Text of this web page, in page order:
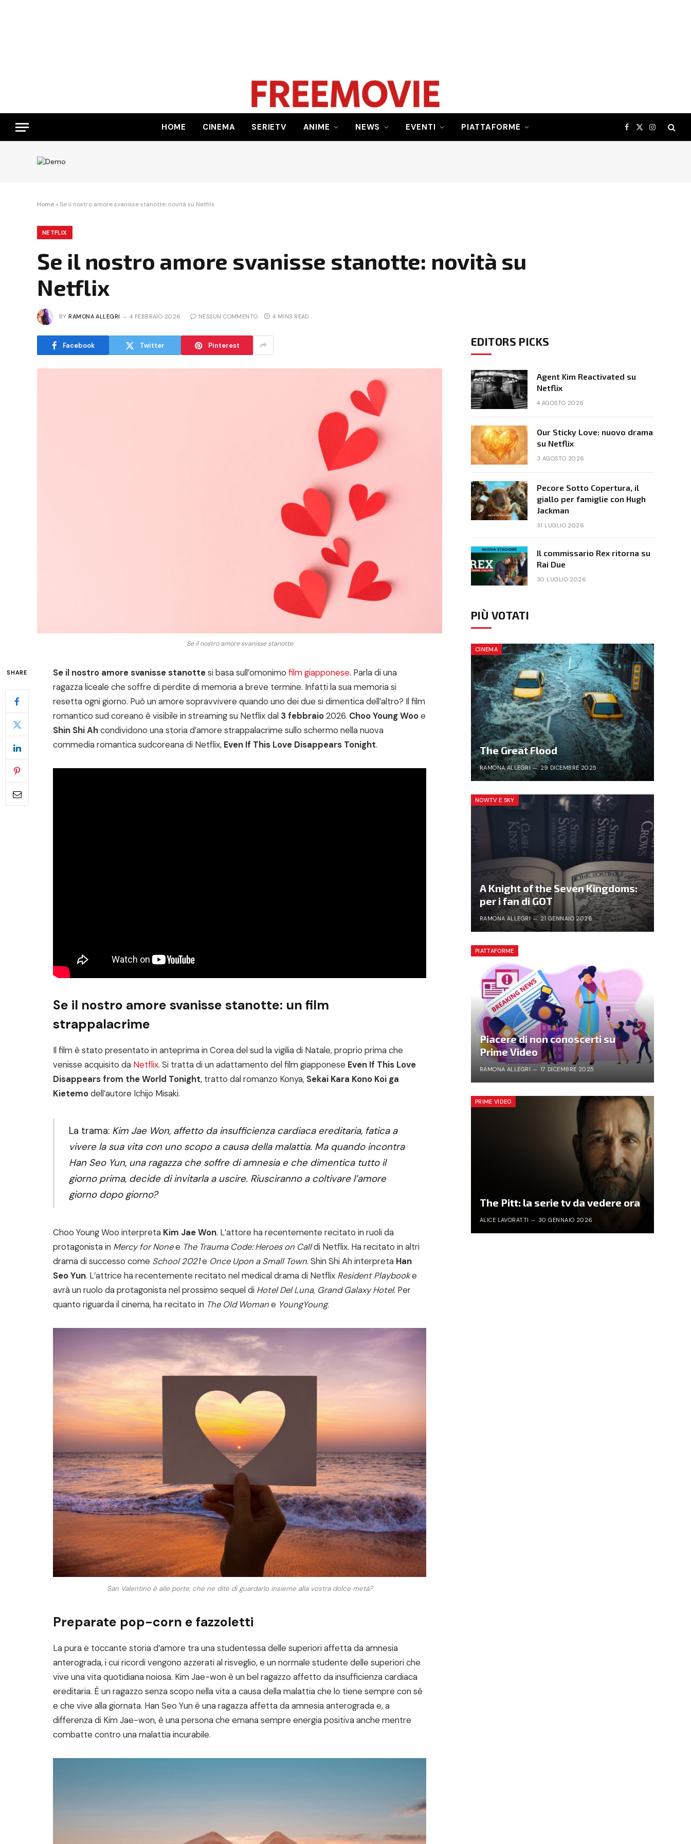
HOME CINEMA SERIETV ANIME NEWS EVENTI PIATTAFORME Facebook
X
(Twitter)
Instagram
Home »Se il nostro amore svanisse stanotte: novità su Netflix
NETFLIX
Se il nostro amore svanisse stanotte: novità su
Netflix
BY RAMONA ALLEGRI 4 FEBBRAIO 2026 NESSUN COMMENTO 4 MINS READ
Facebook Twitter Pinterest
Se il nostro amore svanisse stanotte
SHARE Se il nostro amore svanisse stanottesi basa sull’omonimo film giapponese. Parla di una
ragazza liceale che soffre di perdite di memoria a breve termine. Infatti la sua memoria si
resetta ogni giorno. Può un amore sopravvivere quando uno dei due si dimentica dell’altro? Il film
romantico sud coreano è visibile in streaming su Netflix dal 3 febbraio2026. Choo Young Wooe
Shin Shi Ahcondividono una storia d’amore strappalacrime sullo schermo nella nuova
commedia romantica sudcoreana di Netflix, Even If This Love Disappears Tonight.
Se il nostro amore svanisse stanotte: un film
strappalacrime
Il film è stato presentato in anteprima in Corea del sud la vigilia di Natale, proprio prima che
venisse acquisito da Netflix. Si tratta di un adattamento del film giapponese Even If This Love
Disappears from the World Tonight, tratto dal romanzo Konya, Sekai Kara Kono Koi ga
Kietemodell’autore Ichijo Misaki.
La trama: Kim Jae Won, affetto da insufficienza cardiaca ereditaria, fatica a
vivere la sua vita con uno scopo a causa della malattia. Ma quando incontra
Han Seo Yun, una ragazza che soffre di amnesia e che dimentica tutto il
giorno prima, decide di invitarla a uscire. Riusciranno a coltivare l’amore
giorno dopo giorno?
Choo Young Woo interpreta Kim Jae Won. L’attore ha recentemente recitato in ruoli da
protagonista in Mercy for Nonee The Trauma Code: Heroes on Calldi Netflix. Ha recitato in altri
drama di successo come School 2021e Once Upon a Small Town. Shin Shi Ah interpreta Han
Seo Yun. L’attrice ha recentemente recitato nel medical drama di Netflix Resident Playbooke
avrà un ruolo da protagonista nel prossimo sequel di Hotel Del Luna, Grand Galaxy Hotel. Per
quanto riguarda il cinema, ha recitato in The Old Womane YoungYoung.
San Valentino è alle porte, che ne dite di guardarlo insieme alla vostra dolce metà?
Preparate pop-corn e fazzoletti
La pura e toccante storia d’amore tra una studentessa delle superiori affetta da amnesia
anterograda, i cui ricordi vengono azzerati al risveglio, e un normale studente delle superiori che
vive una vita quotidiana noiosa. Kim Jae-won è un bel ragazzo affetto da insufficienza cardiaca
ereditaria. È un ragazzo senza scopo nella vita a causa della malattia che lo tiene sempre con sé
e che vive alla giornata. Han Seo Yun è una ragazza affetta da amnesia anterograda e, a
differenza di Kim Jae-won, è una persona che emana sempre energia positiva anche mentre
combatte contro una malattia incurabile.
EDITORS PICKS
Agent Kim Reactivated su
Netflix
4 AGOSTO 2026
Our Sticky Love: nuovo drama
su Netflix
3 AGOSTO 2026
Pecore Sotto Copertura, il
giallo per famiglie con Hugh
Jackman
31 LUGLIO 2026
Il commissario Rex ritorna su
Rai Due
30 LUGLIO 2026
PIÙ VOTATI
CINEMA
The Great Flood
RAMONA ALLEGRI 29 DICEMBRE 2025
NOWTV E SKY
A Knight of the Seven Kingdoms:
per i fan di GOT
RAMONA ALLEGRI 21 GENNAIO 2026
PIATTAFORME
Piacere di non conoscerti su
Prime Video
RAMONA ALLEGRI 17 DICEMBRE 2025
PRIME VIDEO
The Pitt: la serie tv da vedere ora
ALICE LAVORATTI 30 GENNAIO 2026